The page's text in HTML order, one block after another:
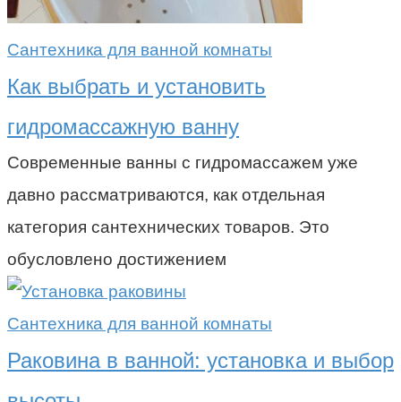
Сантехника для ванной комнаты
Как выбрать и установить
гидромассажную ванну
Современные ванны с гидромассажем уже
давно рассматриваются, как отдельная
категория сантехнических товаров. Это
обусловлено достижением
Сантехника для ванной комнаты
Раковина в ванной: установка и выбор